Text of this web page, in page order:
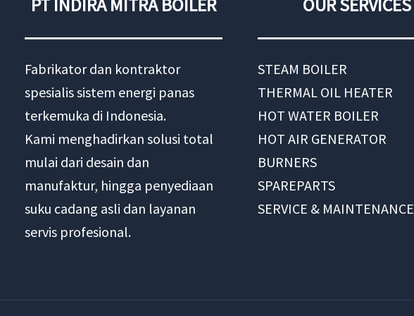
Fabrikator dan kontraktor
spesialis sistem energi panas
terkemuka di Indonesia.
Kami menghadirkan solusi total
mulai dari desain dan
manufaktur, hingga penyediaan
suku cadang asli dan layanan
servis profesional.
STEAM BOILER
THERMAL OIL HEATER
HOT WATER BOILER
HOT AIR GENERATOR
BURNERS
SPAREPARTS
SERVICE & MAINTENANCE